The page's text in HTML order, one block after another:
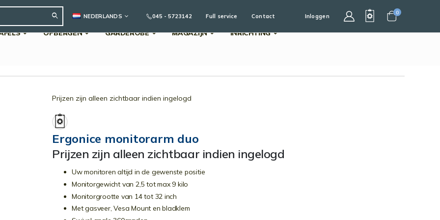
Search
TAALNEDERLANDS 045 - 5723142 Full service Contact Inloggen
Cart
0
OPBERGEN GARDEROBE MAGAZIJN INRICHTING
Ergonice monitorarm duo
Prijzen zijn alleen zichtbaar indien ingelogd
Uw monitoren altijd in de gewenste positie
Monitorgewicht van 2,5 tot max 9 kilo
Monitorgrootte van 14 tot 32 inch
Met gasveer, Vesa Mount en bladklem
Prijzen zijn alleen zichtbaar indien ingelogd